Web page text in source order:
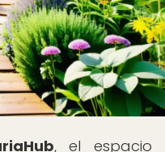
, el espacio